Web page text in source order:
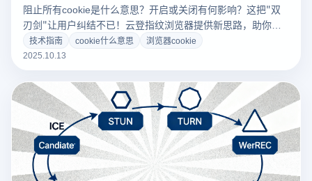
阻止所有cookie是什么意思？开启或关闭有何影响？这把"双
刃剑"让用户纠结不已！云登指纹浏览器提供新思路，助你平
衡隐私保护与使用体验，破解cookie管理难题。
技术指南 cookie什么意思
浏览器cookie
2025.10.13